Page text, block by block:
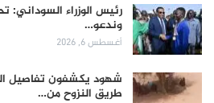
رئيس الوزراء السوداني:
وندعو…
أغسطس 6, 2026
طريق النزوح من…